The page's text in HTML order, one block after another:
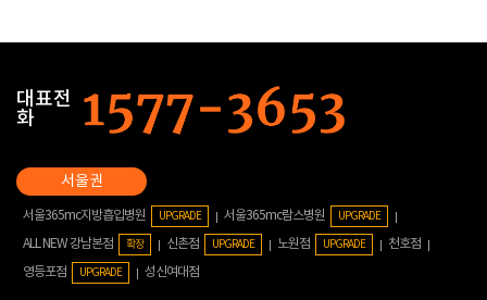
대표전
화
서울365mc지방흡입병원 UPGRADE 서울365mc람스병원 UPGRADE
ALL NEW 강남본점 확장 신촌점 UPGRADE 노원점 UPGRADE
천호점
영등포점
UPGRADE 성신여대점